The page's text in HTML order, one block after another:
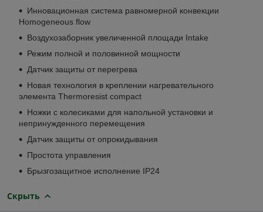
Инновационная система равномерной конвекции
Homogeneous flow
Воздухозаборник увеличенной площади Intake
Режим полной и половинной мощности
Датчик защиты от перегрева
Новая технология в креплении нагревательного
элемента Thermoresist compact
Ножки с колесиками для напольной установки и
непринужденного перемещения
Датчик защиты от опрокидывания
Простота управления
Брызгозащитное исполнение IP24
Скрыть